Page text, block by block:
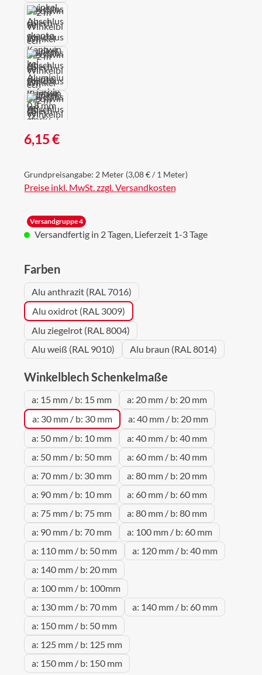
Regulärer Preis:
6,15 €
Grundpreisangabe: 2 Meter (3,08 € / 1 Meter)
Preise inkl. MwSt. zzgl. Versandkosten
Versandgruppe 4
Versandfertig in 2 Tagen, Lieferzeit 1-3 Tage
Farbenauswählen
Alu anthrazit (RAL 7016)
Alu oxidrot (RAL 3009)
Alu ziegelrot (RAL 8004)
Alu weiß (RAL 9010)
Alu braun (RAL 8014)
Winkelblech Schenkelmaße
a: 15 mm / b: 15 mm
a: 20 mm / b: 20 mm
a: 30 mm / b: 30 mm
a: 40 mm / b: 20 mm
a: 50 mm / b: 10 mm
a: 40 mm / b: 40 mm
a: 50 mm / b: 50 mm
a: 60 mm / b: 40 mm
a: 70 mm / b: 30 mm
a: 80 mm / b: 20 mm
a: 90 mm / b: 10 mm
a: 60 mm / b: 60 mm
a: 75 mm / b: 75 mm
a: 80 mm / b: 80 mm
a: 90 mm / b: 70 mm
a: 100 mm / b: 60 mm
a: 110 mm / b: 50 mm
a: 120 mm / b: 40 mm
a: 140 mm / b: 20 mm
a: 100 mm / b: 100mm
a: 130 mm / b: 70 mm
a: 140 mm / b: 60 mm
a: 150 mm / b: 50 mm
a: 125 mm / b: 125 mm
a: 150 mm / b: 150 mm